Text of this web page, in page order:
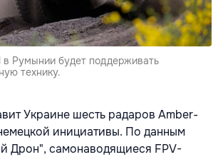
в Румынии будет поддерживать
технику.
Украине шесть радаров Amber-
инициативы. По данным
Дрон", самонаводящиеся FPV-